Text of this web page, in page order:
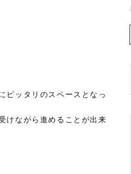
ピッタリのスペースとなっ
けながら進めることが出来